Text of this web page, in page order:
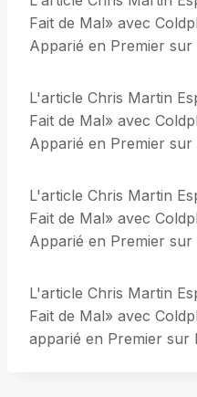
Fait de Mal» avec
Apparié en Premier sur
L'article Chris Martin
Fait de Mal» avec
Apparié en Premier sur
L'article Chris Martin
Fait de Mal» avec
Apparié en Premier sur
L'article Chris Martin
Fait de Mal» avec
apparié en Premier sur